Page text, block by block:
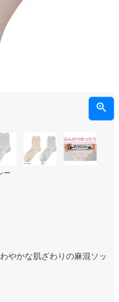
ー
やかな肌ざわりの麻混ソッ